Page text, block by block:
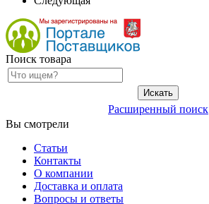
Поиск товара
Расширенный поиск
Вы смотрели
Статьи
Контакты
О компании
Доставка и оплата
Вопросы и ответы